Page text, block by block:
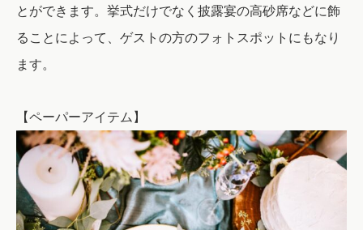
とができます。挙式だけでなく披露宴の高砂席などに飾
ることによって、ゲストの方のフォトスポットにもなり
ます。
【ペーパーアイテム】